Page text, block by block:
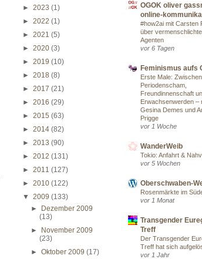
► 2023 (1)
► 2022 (1)
► 2021 (5)
► 2020 (3)
► 2019 (10)
► 2018 (8)
► 2017 (21)
► 2016 (29)
► 2015 (63)
► 2014 (82)
► 2013 (90)
► 2012 (131)
► 2011 (127)
► 2010 (122)
▼ 2009 (133)
►
Dezember 2009
(13)
►
November 2009
(23)
►Oktober 2009(17)
OGOK oliver
online-
#how2ai mit Carsten
über
Agenten
vor 6 Tagen
Feminismus aufs
Erste Male: Zwischen
Periodenscham,
Freundinnenschaft
Erwachsenwerden –
Gesina Demes und
Prigge
vor 1 Woche
WanderWeib
Tokio: Anfahrt &
vor 5 Wochen
Oberschwaben-
Rosenmärkte im
vor 1 Monat
Transgender
Treff
Der Transgender
Treff hat sich
vor 1 Jahr